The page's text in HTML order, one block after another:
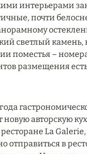
интерьерами
почти
светлый камень,
поместья –
размещения
новую авторскую
La
отправиться в